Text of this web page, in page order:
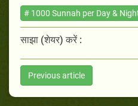
# 1000 Sunnah per Day &
साझा (शेयर) करें :
Previous article